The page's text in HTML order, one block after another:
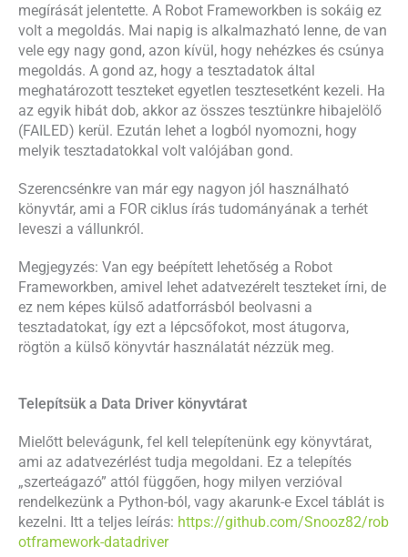
megírását jelentette. A Robot Frameworkben is sokáig ez
volt a megoldás. Mai napig is alkalmazható lenne, de van
vele egy nagy gond, azon kívül, hogy nehézkes és csúnya
megoldás. A gond az, hogy a tesztadatok által
meghatározott teszteket egyetlen tesztesetként kezeli. Ha
az egyik hibát dob, akkor az összes tesztünkre hibajelölő
(FAILED) kerül. Ezután lehet a logból nyomozni, hogy
melyik tesztadatokkal volt valójában gond.
Szerencsénkre van már egy nagyon jól használható
könyvtár, ami a FOR ciklus írás tudományának a terhét
leveszi a vállunkról.
Megjegyzés: Van egy beépített lehetőség a Robot
Frameworkben, amivel lehet adatvezérelt teszteket írni, de
ez nem képes külső adatforrásból beolvasni a
tesztadatokat, így ezt a lépcsőfokot, most átugorva,
rögtön a külső könyvtár használatát nézzük meg.
Telepítsük a Data Driver könyvtárat
Mielőtt belevágunk, fel kell telepítenünk egy könyvtárat,
ami az adatvezérlést tudja megoldani. Ez a telepítés
„szerteágazó” attól függően, hogy milyen verzióval
rendelkezünk a Python-ból, vagy akarunk-e Excel táblát is
kezelni. Itt a teljes leírás: https://github.com/Snooz82/rob
otframework-datadriver